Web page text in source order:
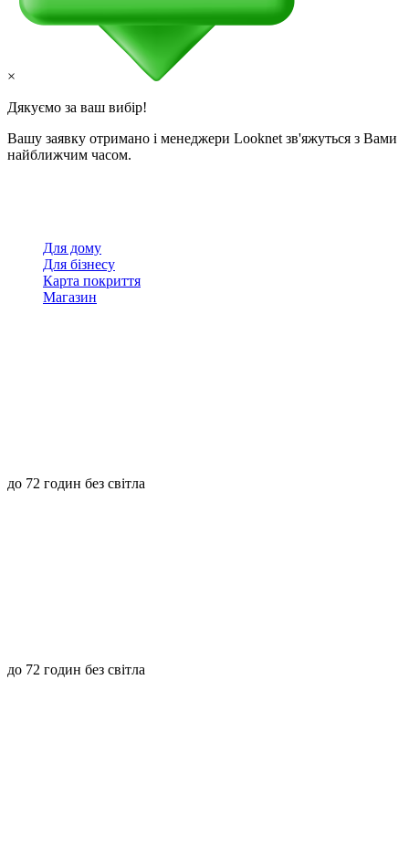
×
Дякуємо за ваш вибір!
Вашу заявку отримано і менеджери Looknet зв'яжуться з Вами
найближчим часом.
Для дому
Для бізнесу
Карта покриття
Магазин
до 72 годин без світла
до 72 годин без світла